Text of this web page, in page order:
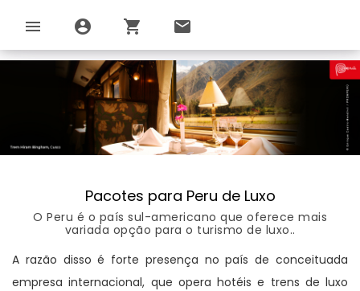
menu account_circle shopping_cart email
Pacotes para Peru de Luxo
O Peru é o país sul-americano que oferece mais
variada opção para o turismo de luxo..
A razão disso é forte presença no país de conceituada
empresa internacional, que opera hotéis e trens de luxo